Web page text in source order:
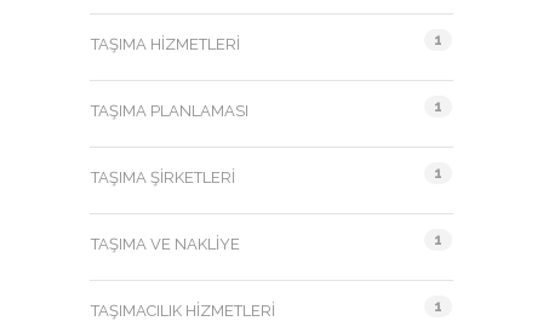
TAŞIMA HIZMETLERI 1
TAŞIMA PLANLAMASI 1
TAŞIMA ŞIRKETLERI 1
TAŞIMA VE NAKLIYE 1
TAŞIMACILIK HIZMETLERI 1